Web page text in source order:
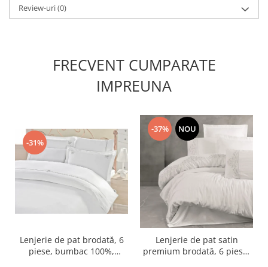
Review-uri(0)
FRECVENT CUMPARATE
IMPREUNA
-31%
Lenjerie de pat brodată, 6
piese, bumbac 100%,
-37% NOU
Lenjerie de pat satin
premium brodată, 6 piese,